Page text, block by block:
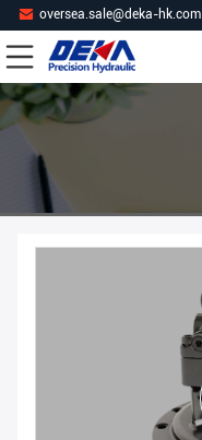
oversea.sale@deka-hk.com